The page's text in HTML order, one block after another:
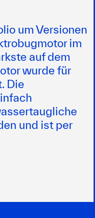
um Versionen
im
auf dem
wurde für
Die
und ist per